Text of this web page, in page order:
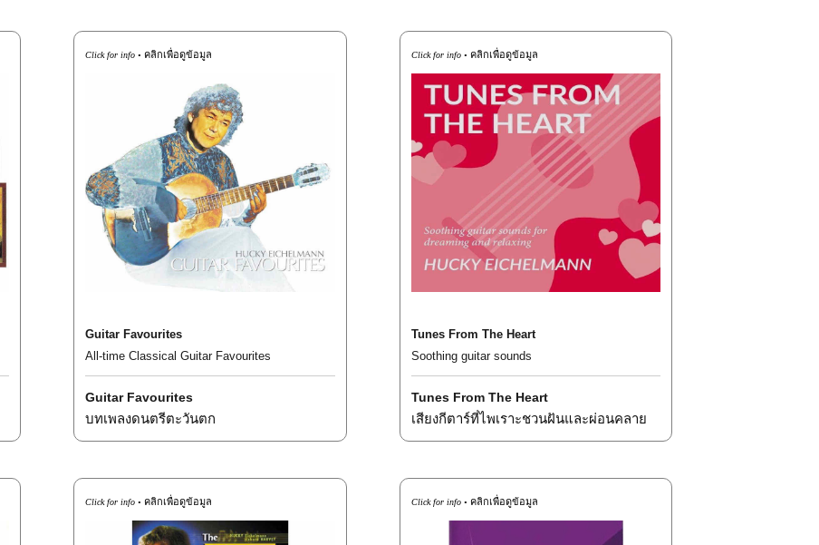
Click for info • คลิกเพื่อดูข้อมูล
Guitar Favourites
All-time Classical Guitar Favourites
Guitar Favourites
บทเพลงดนตรีตะวันตก
Click for info • คลิกเพื่อดูข้อมูล
Tunes From The Heart
Soothing guitar sounds
Tunes From The Heart
เสียงกีตาร์ที่ไพเราะชวนฝันและผ่อนคลาย
Click for info • คลิกเพื่อดูข้อมูล Click for info • คลิกเพื่อดูข้อมูล